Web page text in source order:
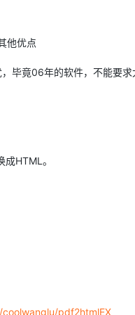
他优点
毕竟06年的软件，不能要求
HTML。
pdf2htmlEX